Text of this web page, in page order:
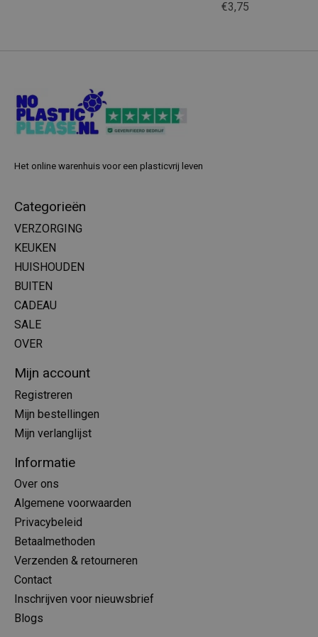
€3,75
Het online warenhuis voor een plasticvrij leven
Categorieën
VERZORGING
KEUKEN
HUISHOUDEN
BUITEN
CADEAU
SALE
OVER
Mijn account
Registreren
Mijn bestellingen
Mijn verlanglijst
Informatie
Over ons
Algemene voorwaarden
Privacybeleid
Betaalmethoden
Verzenden & retourneren
Contact
Inschrijven voor nieuwsbrief
Blogs